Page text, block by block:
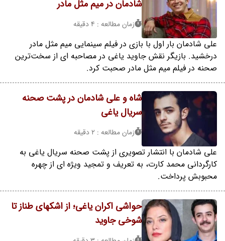
شادمان در میم مثل مادر
زمان مطالعه : 4 دقیقه
علی شادمان بار اول با بازی در فیلم سینمایی میم مثل مادر
درخشید. بازیگر نقش جاوید یاغی در مصاحبه ای از سخت‌ترین
صحنه در فیلم میم مثل مادر صحبت کرد.
شاه و علی شادمان در پشت صحنه
سریال یاغی
زمان مطالعه : 2 دقیقه
علی شادمان با انتشار تصویری از پشت صحنه سریال یاغی به
کارگردانی محمد کارت، به تعریف و تمجید ویژه ای از چهره
محبوبش پرداخت.
حواشی اکران یاغی؛ از اشکهای طناز تا
شوخی جاوید